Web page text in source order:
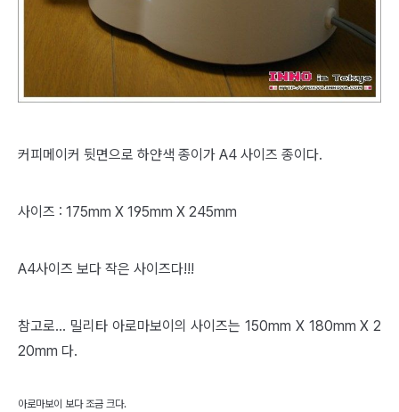
커피메이커 뒷면으로 하얀색 종이가 A4 사이즈 종이다.
사이즈 : 175mm X 195mm X 245mm
A4사이즈 보다 작은 사이즈다!!!
참고로... 밀리타 아로마보이의 사이즈는 150mm X 180mm X 2
20mm 다.
아로마보이 보다 조금 크다.